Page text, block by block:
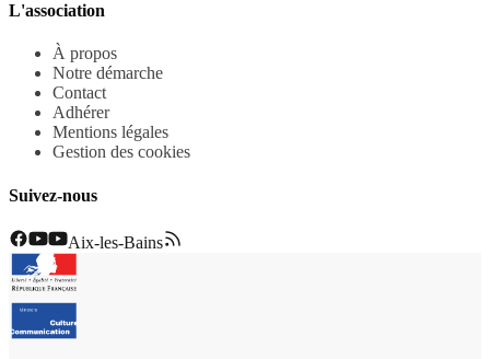
L'association
À propos
Notre démarche
Contact
Adhérer
Mentions légales
Gestion des cookies
Suivez-nous
Aix-les-Bains